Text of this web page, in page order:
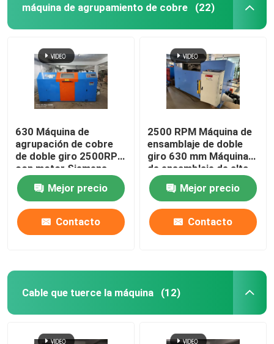
máquina de agrupamiento de cobre (22)
630 Máquina de
agrupación de cobre
de doble giro 2500RPM
con motor Siemens
Mejor precio
Contacto
2500 RPM Máquina de
ensamblaje de doble
giro 630 mm Máquina
de ensamblaje de alta
velocidad
Mejor precio
Contacto
Cable que tuerce la máquina (12)